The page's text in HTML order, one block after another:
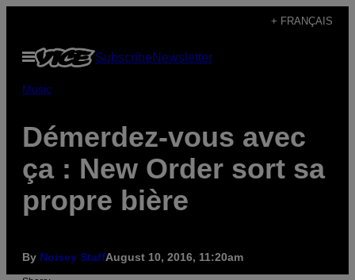
content
+ FRANÇAIS
Open
Menu
SubscribeNewsletter
Music
Démerdez-vous avec
ça : New Order sort sa
propre bière
By Noisey StaffAugust 10, 2016, 11:20am